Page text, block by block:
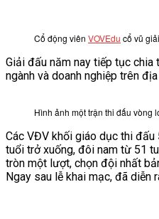
Cổ động viên VOVEdu cổ vũ
Giải đấu năm nay tiếp tục chia
ngành và doanh nghiệp trên
Hình ảnh một trận thi đấu vòng
Các VĐV khối giáo dục thi đấu
tuổi trở xuống, đôi nam từ 51
tròn một lượt, chọn đội nhất
Ngay sau lễ khai mạc, đã